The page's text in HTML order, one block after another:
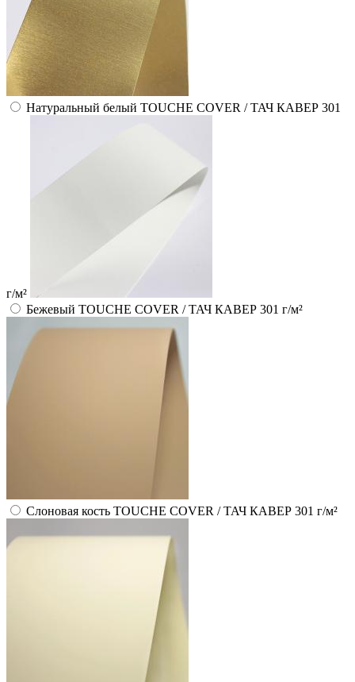
Натуральный белый TOUCHE COVER / ТАЧ КАВЕР 301
г/м²
Бежевый TOUCHE COVER / ТАЧ КАВЕР 301 г/м²
Слоновая кость TOUCHE COVER / ТАЧ КАВЕР 301 г/м²